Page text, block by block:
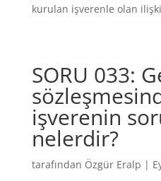
kurulan işverenle olan
SORU 033:
işverenin
nelerdir?
tarafından Özgür Eralp |